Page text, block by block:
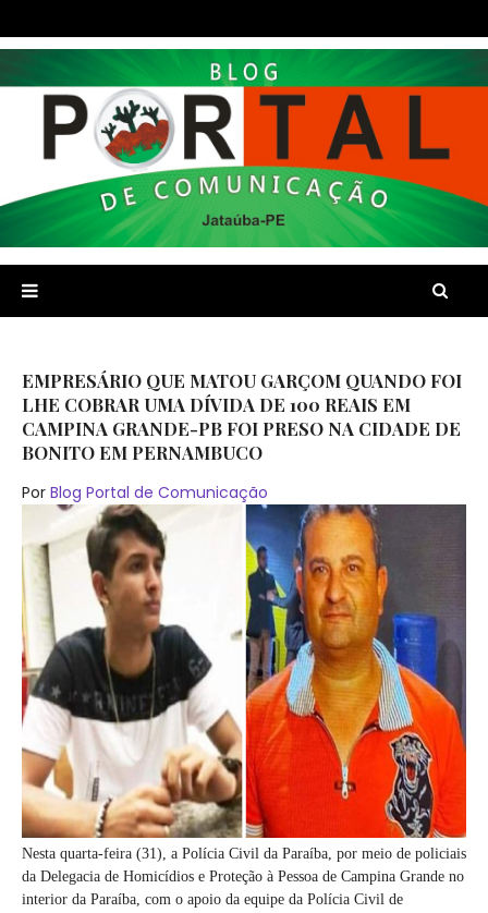
EMPRESÁRIO QUE MATOU GARÇOM QUANDO FOI
LHE COBRAR UMA DÍVIDA DE 100 REAIS EM
CAMPINA GRANDE-PB FOI PRESO NA CIDADE DE
BONITO EM PERNAMBUCO
Por Blog Portal de Comunicação
Nesta quarta-feira (31), a Polícia Civil da Paraíba, por meio de policiais
da Delegacia de Homicídios e Proteção à Pessoa de Campina Grande no
interior da Paraíba, com o apoio da equipe da Polícia Civil de